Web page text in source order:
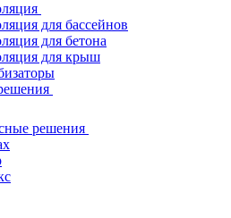
для бассейнов
для бетона
для крыш
решения